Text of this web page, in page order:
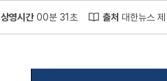
상영시간00분 31초 출처 대한뉴스